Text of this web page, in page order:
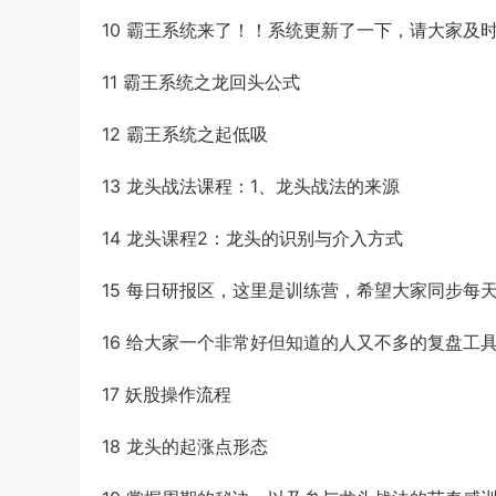
10 霸王系统来了！！系统更新了一下，请大家及
11 霸王系统之龙回头公式
12 霸王系统之起低吸
13 龙头战法课程：1、龙头战法的来源
14 龙头课程2：龙头的识别与介入方式
15 每日研报区，这里是训练营，希望大家同步每
16 给大家一个非常好但知道的人又不多的复盘工具
17 妖股操作流程
18 龙头的起涨点形态